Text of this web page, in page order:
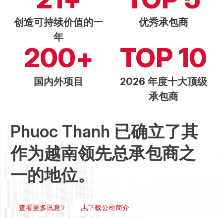
创造可持续价值的一
年
优秀承包商
200+
国内外项目
TOP 10
2026 年度十大顶级
承包商
Phuoc Thanh 已确立了其
作为越南领先总承包商之
一的地位。
查看更多讯息 下载公司简介